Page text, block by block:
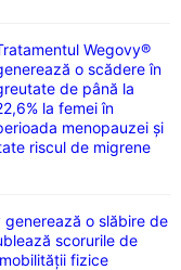
Wegovy®
o scădere în
de până la
la femei în
menopauzei și
riscul de migrene
generează o slăbire de
scorurile de
fizice